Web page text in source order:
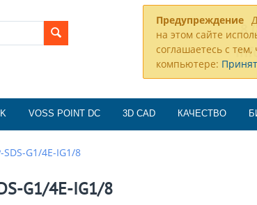
Предупреждение
на этом сайте
соглашаетесь с
компьютере:
8
VOSS POINT DC 3D CAD КАЧЕСТВО
G1/4E-IG1/8
G1/4E-IG1/8